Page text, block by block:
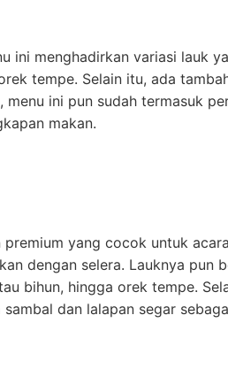
ini menghadirkan variasi lauk
tempe. Selain itu, ada
ini pun sudah termasuk
makan.
yang cocok untuk
dengan selera. Lauknya
bihun, hingga orek tempe.
dan lalapan segar